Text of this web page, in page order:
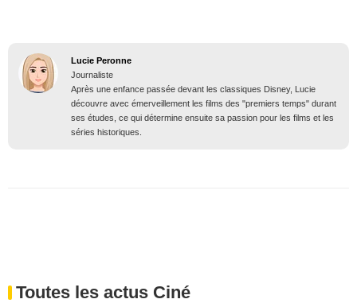
Lucie Peronne
Journaliste
Après une enfance passée devant les classiques Disney, Lucie
découvre avec émerveillement les films des "premiers temps" durant
ses études, ce qui détermine ensuite sa passion pour les films et les
séries historiques.
Toutes les actus Ciné